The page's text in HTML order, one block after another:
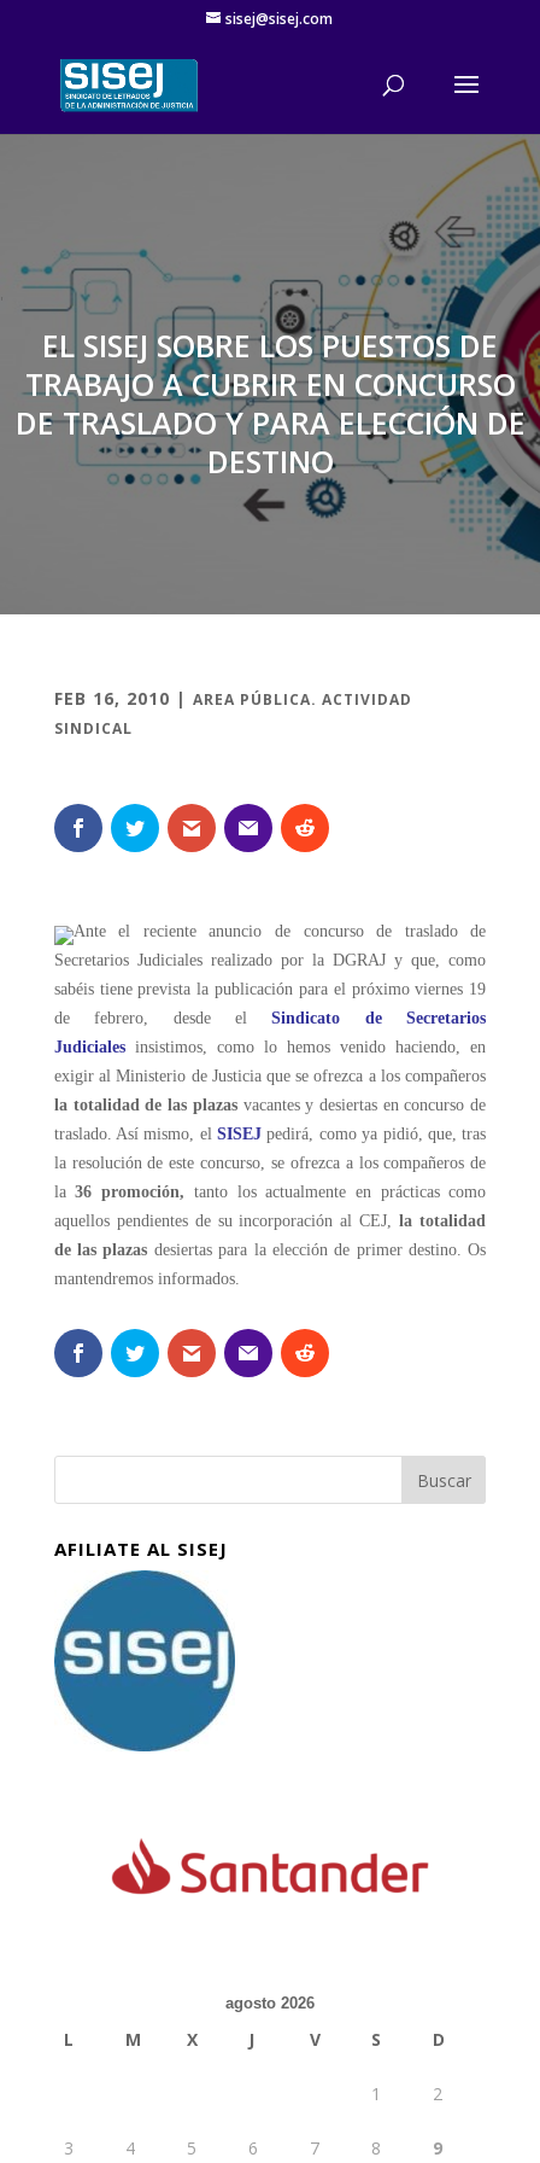
sisej@sisej.com
'
EL SISEJ SOBRE LOS PUESTOS DE
TRABAJO A CUBRIR EN CONCURSO
DE TRASLADO Y PARA ELECCIÓN DE
DESTINO
FEB 16, 2010 | AREA PÚBLICA. ACTIVIDAD
SINDICAL
Ante el reciente anuncio de concurso de traslado de
Secretarios Judiciales realizado por la DGRAJ y que, como
sabéis tiene prevista la publicación para el próximo viernes 19
de febrero, desde elSindicato de Secretarios
Judicialesinsistimos, como lo hemos venido haciendo, en
exigir al Ministerio de Justicia que se ofrezca a los compañeros
la totalidad de las plazas vacantes y desiertas en concurso de
traslado. Así mismo, elSISEJ pedirá, como ya pidió, que, tras
la resolución de este concurso, se ofrezca a los compañeros de
la36 promoción, tanto los actualmente en prácticas como
aquellos pendientes de su incorporación al CEJ,la totalidad
de las plazas desiertas para la elección de primer destino. Os
mantendremos informados.
AFILIATE AL SISEJ
agosto 2026
L M X J V S D
1 2
3 4 5 6 7 8 9